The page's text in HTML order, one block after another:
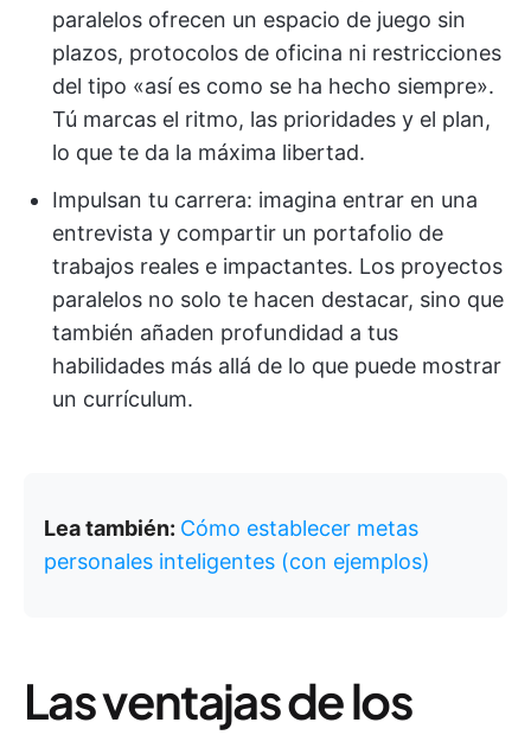
paralelos ofrecen un espacio de juego sin
plazos, protocolos de oficina ni restricciones
del tipo «así es como se ha hecho siempre».
Tú marcas el ritmo, las prioridades y el plan,
lo que te da la máxima libertad.
Impulsan tu carrera: imagina entrar en una
entrevista y compartir un portafolio de
trabajos reales e impactantes. Los proyectos
paralelos no solo te hacen destacar, sino que
también añaden profundidad a tus
habilidades más allá de lo que puede mostrar
un currículum.
Lea también: Cómo establecer metas
personales inteligentes (con ejemplos)
Las ventajas de los